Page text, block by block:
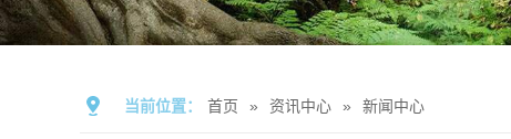
当前位置： 首页 » 资讯中心 » 新闻中心